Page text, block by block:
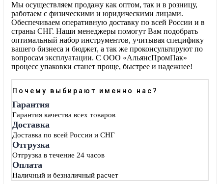
Мы осуществляем продажу как оптом, так и в розницу,
работаем с физическими и юридическими лицами.
Обеспечиваем оперативную доставку по всей России и в
страны СНГ. Наши менеджеры помогут Вам подобрать
оптимальный набор инструментов, учитывая специфику
вашего бизнеса и бюджет, а так же проконсультируют по
вопросам эксплуатации. С ООО «АльянсПромПак»
процесс упаковки станет проще, быстрее и надежнее!
Почему выбирают именно нас?
Гарантия
Гарантия качества всех товаров
Доставка
Доставка по всей России и СНГ
Отгрузка
Отгрузка в течение 24 часов
Оплата
Наличный и безналичный расчет